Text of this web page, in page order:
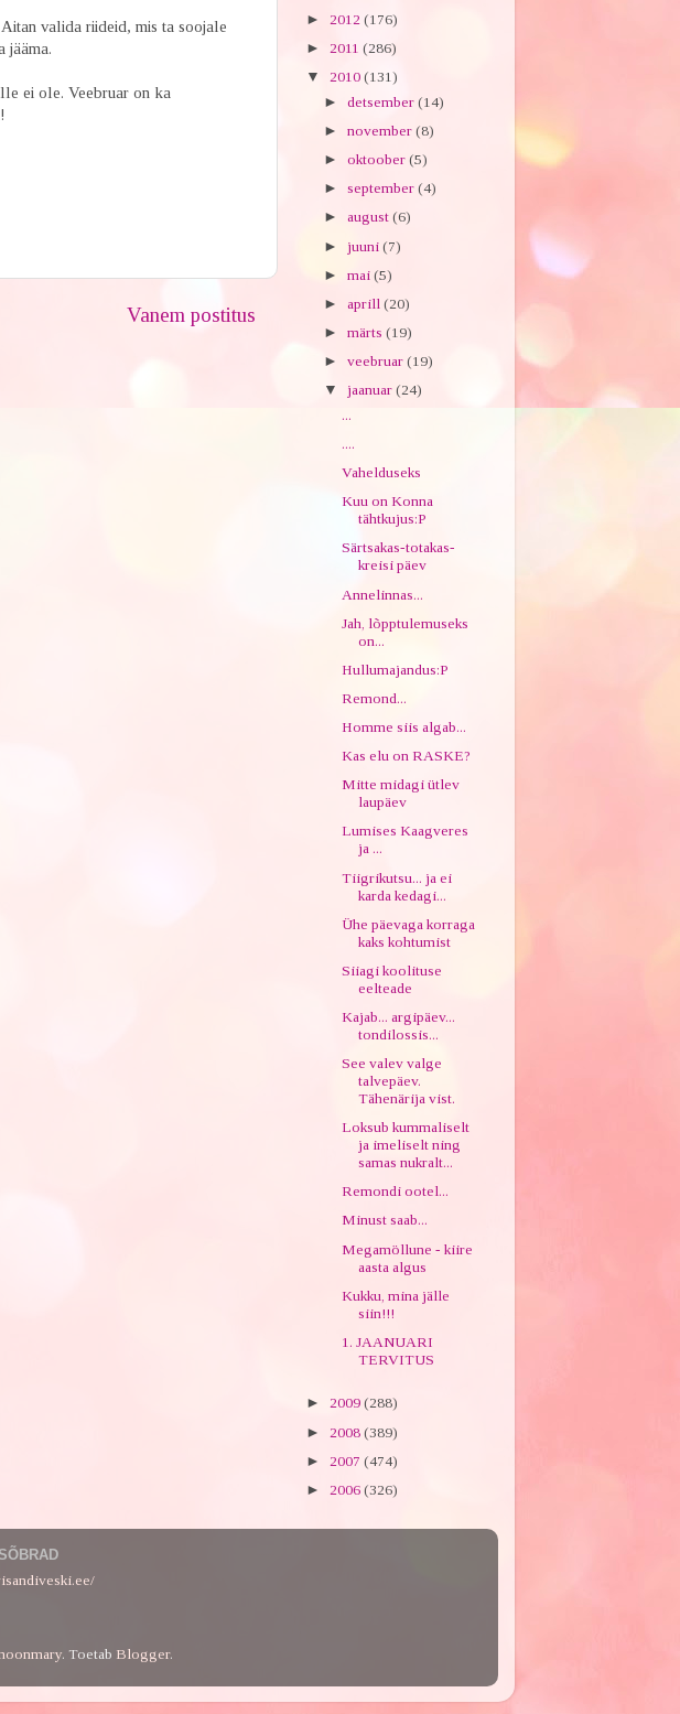
valida riideid, mis ta soojale
jääma.
ei ole. Veebruar on ka
Vanem postitus
► 2012 (176)
► 2011 (286)
▼ 2010 (131)
► detsember (14)
► november (8)
► oktoober (5)
► september (4)
► august (6)
► juuni (7)
► mai (5)
► aprill (20)
► märts (19)
► veebruar (19)
▼ jaanuar (24)
...
....
Vahelduseks
Kuu on Konna
tähtkujus:P
Särtsakas-totakas-
kreisi päev
Annelinnas...
Jah, lõpptulemuseks
on...
Hullumajandus:P
Remond...
Homme siis algab...
Kas elu on RASKE?
Mitte midagi ütlev
laupäev
Lumises Kaagveres
ja ...
Tiigrikutsu... ja ei
karda kedagi...
Ühe päevaga korraga
kaks kohtumist
Siiagi koolituse
eelteade
Kajab... argipäev...
tondilossis...
See valev valge
talvepäev.
Tähenärija vist.
Loksub kummaliselt
ja imeliselt ning
samas nukralt...
Remondi ootel...
Minust saab...
Megamöllune - kiire
aasta algus
Kukku, mina jälle
siin!!!
1. JAANUARI
TERVITUS
► 2009 (288)
► 2008 (389)
► 2007 (474)
► 2006 (326)
. Toetab Blogger.